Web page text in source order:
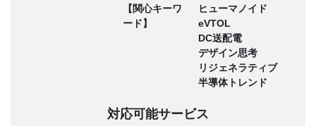
【関心キーワ
ード】
ヒューマノイド
eVTOL
DC送配電
デザイン思考
リジェネラティブ
半導体トレンド
対応可能サービス